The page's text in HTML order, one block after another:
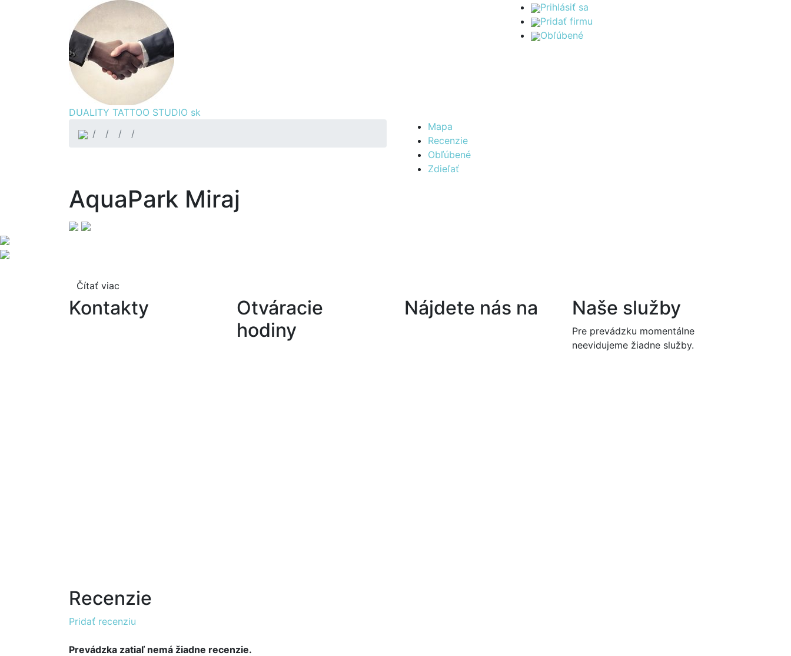
DUALITY TATTOO STUDIO sk
Prihlásiť sa
Pridať firmu
Obľúbené
Mapa
Recenzie
Obľúbené
Zdieľať
AquaPark Miraj
Čítať viac
Kontakty
Otváracie
hodiny
Nájdete nás na Naše služby
Pre prevádzku momentálne
neevidujeme žiadne služby.
Recenzie
Pridať recenziu
Prevádzka zatiaľ nemá žiadne recenzie.